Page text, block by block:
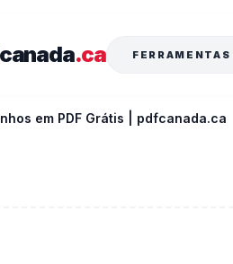
.ca FERRAMENTAS
em PDF Grátis | pdfcanada.ca